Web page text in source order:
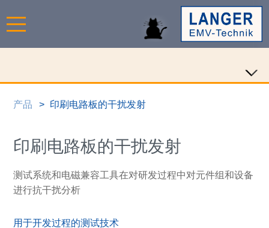
产品 印刷电路板的干扰发射
印刷电路板的干扰发射
测试系统和电磁兼容工具在对研发过程中对元件组和设备
进行抗干扰分析
用于开发过程的测试技术